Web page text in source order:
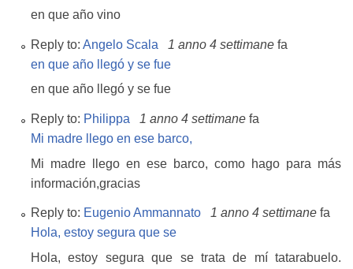
en que año vino
Reply to: Angelo Scala 1 anno 4 settimane fa
en que año llegó y se fue
en que año llegó y se fue
Reply to: Philippa 1 anno 4 settimane fa
Mi madre llego en ese barco,
Mi madre llego en ese barco, como hago para más
información,gracias
Reply to: Eugenio Ammannato 1 anno 4 settimane fa
Hola, estoy segura que se
Hola, estoy segura que se trata de mí tatarabuelo.